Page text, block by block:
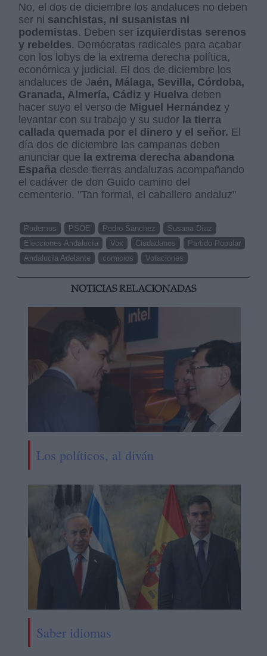
No, el dos de diciembre los andaluces no deben
ser ni sanchistas, ni susanistas ni
podemistas. Deben ser izquierdistas serenos
y rebeldes. Demócratas radicales para acabar
con los lobys de la extrema derecha política,
económica y judicial. El dos de diciembre los
andaluces de Jaén, Málaga, Sevilla, Córdoba,
Granada, Almería, Cádiz y Huelva deben
hacer suyo el verso de Miguel Hernández y
levantar con su trabajo y su sudor la tierra
callada quemada por el dinero y el señor. El
día dos de diciembre las campanas deben
anunciar que la extrema derecha abandona
España desde tierras andaluzas acompañando
el cadáver de don Guido camino del
cementerio. "Tan formal, el caballero andaluz"
Podemos PSOE Pedro Sánchez
Susana Díaz
Elecciones Andalucía
Vox Ciudadanos
Partido Popular
Andalucía Adelante
comicios Votaciones
NOTICIAS RELACIONADAS
Los políticos, al diván
Saber idiomas